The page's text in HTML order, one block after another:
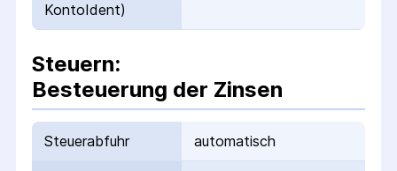
KontoIdent)
Steuern:
Besteuerung der Zinsen
Steuerabfuhr automatisch